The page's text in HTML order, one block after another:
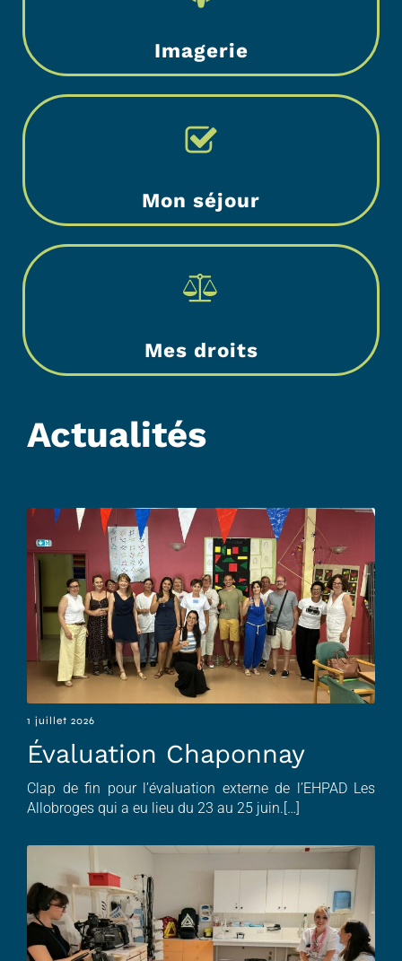
Imagerie
Mon séjour
Mes droits
Actualités
1 juillet 2026
Évaluation Chaponnay
Clap de fin pour l’évaluation externe de l’EHPAD Les
Allobroges qui a eu lieu du 23 au 25 juin.[…]